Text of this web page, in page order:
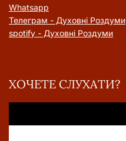
Whatsapp
Телеграм - Духовні Роздуми
spotify - Духовні Роздуми
ХОЧЕТЕ СЛУХАТИ?